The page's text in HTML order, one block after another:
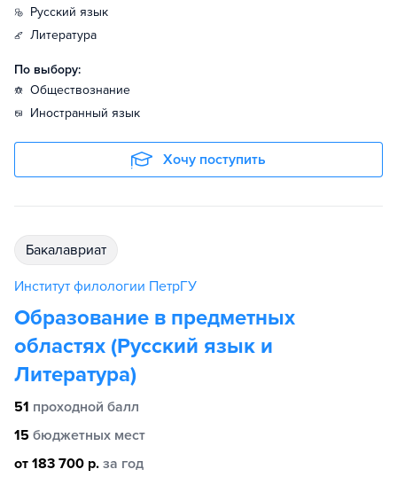
русский язык
литература
По выбору:
обществознание
иностранный язык
Хочу поступить
бакалавриат
Институт филологии ПетрГУ
Образование в предметных
областях (Русский язык и
Литература)
51 проходной балл
15 бюджетных мест
от 183 700 р. за год